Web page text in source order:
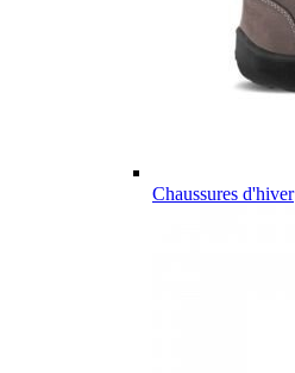
Chaussures d'hiver